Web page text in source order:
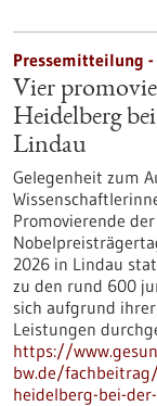
Pressemitteilung -
Vier
Heidelberg
Lindau
Gelegenheit zum
Promovierende
2026 in Lindau
zu den rund 600
sich aufgrund
Leistungen
https://
bw.de/
heidelberg-bei-